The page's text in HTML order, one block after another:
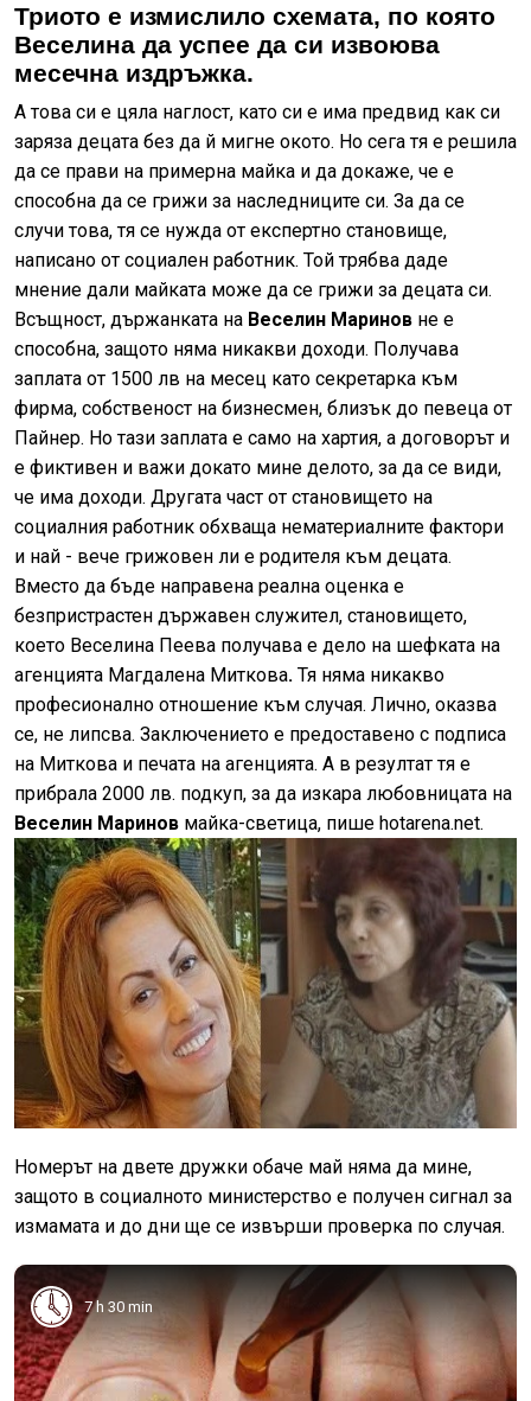
Триото е измислило схемата, по която
Веселина да успее да си извоюва
месечна издръжка.
А това си е цяла наглост, като си е има предвид как си
заряза децата без да й мигне окото. Но сега тя е решила
да се прави на примерна майка и да докаже, че е
способна да се грижи за наследниците си. За да се
случи това, тя се нужда от експертно становище,
написано от социален работник. Той трябва даде
мнение дали майката може да се грижи за децата си.
Всъщност, държанката на Веселин Маринов не е
способна, защото няма никакви доходи. Получава
заплата от 1500 лв на месец като секретарка към
фирма, собственост на бизнесмен, близък до певеца от
Пайнер. Но тази заплата е само на хартия, а договорът и
е фиктивен и важи докато мине делото, за да се види,
че има доходи. Другата част от становището на
социалния работник обхваща нематериалните фактори
и най - вече грижовен ли е родителя към децата.
Вместо да бъде направена реална оценка е
безпристрастен държавен служител, становището,
което Веселина Пеева получава е дело на шефката на
агенцията Магдалена Миткова. Тя няма никакво
професионално отношение към случая. Лично, оказва
се, не липсва. Заключението е предоставено с подписа
на Миткова и печата на агенцията. А в резултат тя е
прибрала 2000 лв. подкуп, за да изкара любовницата на
Веселин Маринов майка-светица, пише hotarena.net.
Номерът на двете дружки обаче май няма да мине,
защото в социалното министерство е получен сигнал за
измамата и до дни ще се извърши проверка по случая.
7 h 30 min